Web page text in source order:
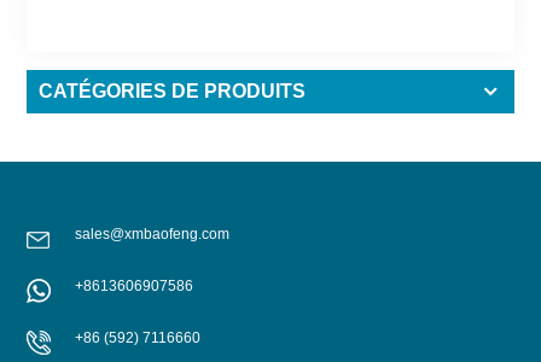
CATÉGORIES DE PRODUITS
sales@xmbaofeng.com
+8613606907586
+86 (592) 7116660